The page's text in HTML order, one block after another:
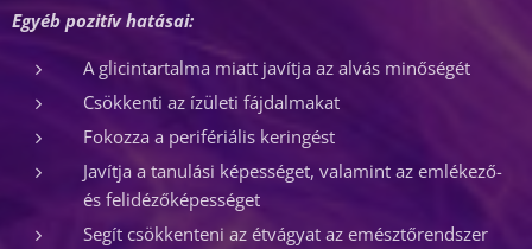
Egyéb pozitív hatásai:
A glicintartalma miatt javítja az alvás minőségét
Csökkenti az ízületi fájdalmakat
Fokozza a perifériális keringést
Javítja a tanulási képességet, valamint az emlékező-
és felidézőképességet
Segít csökkenteni az étvágyat az emésztőrendszer